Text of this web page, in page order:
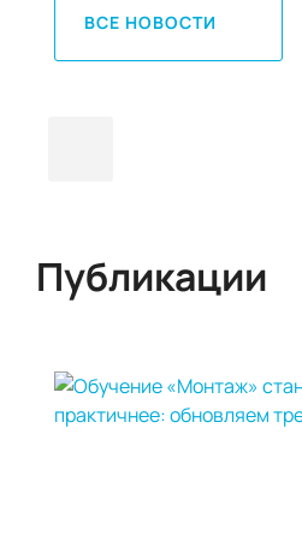
ВСЕ НОВОСТИ
Публикации